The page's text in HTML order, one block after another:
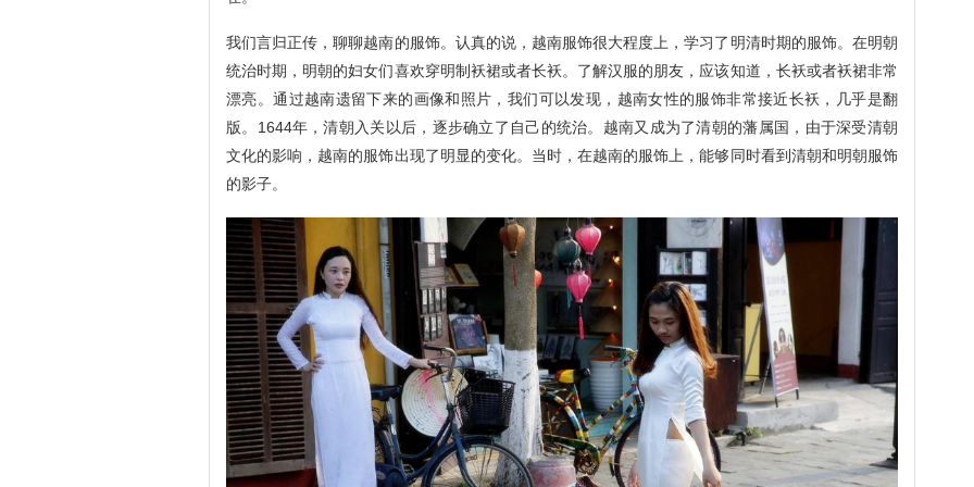
我们言归正传，聊聊越南的服饰。认真的说，越南服饰很大程度上，学习了明清时期的服饰。在明朝
统治时期，明朝的妇女们喜欢穿明制袄裙或者长袄。了解汉服的朋友，应该知道，长袄或者袄裙非常
漂亮。通过越南遗留下来的画像和照片，我们可以发现，越南女性的服饰非常接近长袄，几乎是翻
版。1644年，清朝入关以后，逐步确立了自己的统治。越南又成为了清朝的藩属国，由于深受清朝
文化的影响，越南的服饰出现了明显的变化。当时，在越南的服饰上，能够同时看到清朝和明朝服饰
的影子。